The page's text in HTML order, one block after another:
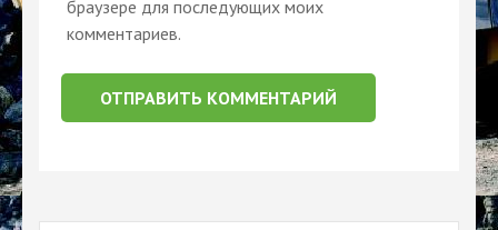
браузере для последующих моих
комментариев.